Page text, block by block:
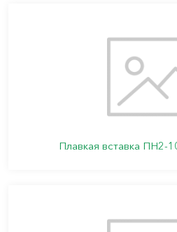
Плавкая вставка ПН2-